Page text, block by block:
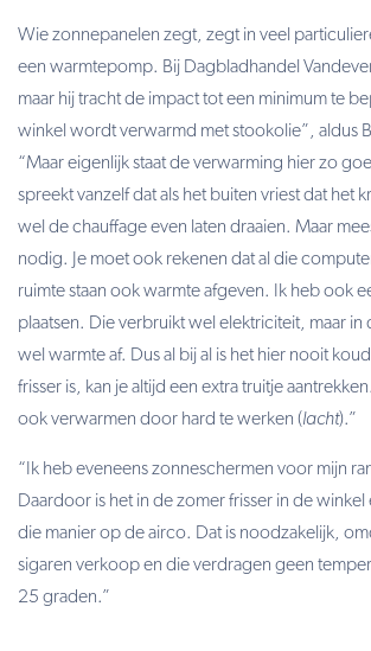
Wie zonnepanelen zegt, zegt in veel
een warmtepomp. Bij Dagbladhandel
maar hij tracht de impact tot een minimum te
winkel wordt verwarmd met stookolie”, aldus
“Maar eigenlijk staat de verwarming hier zo
spreekt vanzelf dat als het buiten vriest dat het
wel de chauffage even laten draaien. Maar
nodig. Je moet ook rekenen dat al die
ruimte staan ook warmte afgeven. Ik heb ook
plaatsen. Die verbruikt wel elektriciteit, maar in
wel warmte af. Dus al bij al is het hier nooit
frisser is, kan je altijd een extra truitje
ook verwarmen door hard te werken (lacht).”
“Ik heb eveneens zonneschermen voor mijn
Daardoor is het in de zomer frisser in de winkel
die manier op de airco. Dat is noodzakelijk,
sigaren verkoop en die verdragen geen
25 graden.”